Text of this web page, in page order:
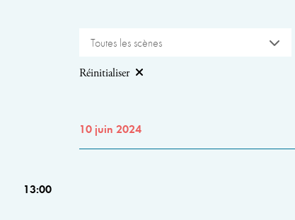
Toutes les scènes
Réinitialiser
10 juin 2024
13:00